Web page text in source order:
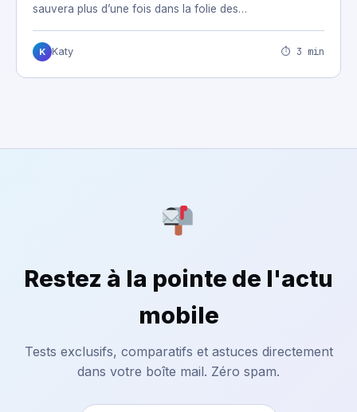
sauvera plus d’une fois dans la folie des…
K Katy ⏱ 3 min
Restez à la pointe de l'actu
mobile
Tests exclusifs, comparatifs et astuces directement
dans votre boîte mail. Zéro spam.